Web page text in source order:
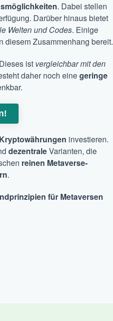
. Dabei stellen
Darüber hinaus bietet
Welten und Codes. Einige
diesem Zusammenhang bereit.
ist vergleichbar mit den
daher noch einegeringe
Kryptowährungen investieren.
dezentraleVarianten, die
reinen Metaverse-
.
für Metaversen